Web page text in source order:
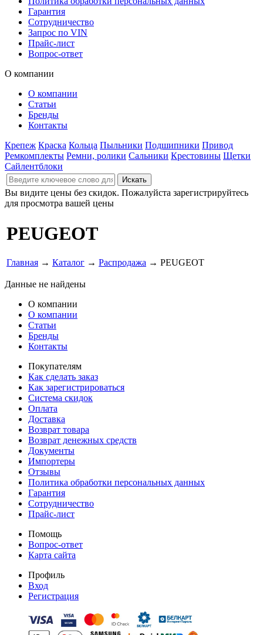
Гарантия
Сотрудничество
Запрос по VIN
Прайс-лист
Вопрос-ответ
О компании
О компании
Статьи
Бренды
Контакты
Крепеж Краска Кольца Пыльники Подшипники Привод
Ремкомплекты Ремни, ролики Сальники Крестовины Щетки
Сайлентблоки
Вы видите цены без скидок. Пожалуйста зарегистрируйтесь
для просмотра вашей цены
PEUGEOT
Главная → Каталог → Распродажа → PEUGEOT
Данные не найдены
О компании
О компании
Статьи
Бренды
Контакты
Покупателям
Как сделать заказ
Как зарегистрироваться
Система скидок
Оплата
Доставка
Возврат товара
Возврат денежных средств
Документы
Импортеры
Отзывы
Политика обработки персональных данных
Гарантия
Сотрудничество
Прайс-лист
Помощь
Вопрос-ответ
Карта сайта
Профиль
Вход
Регистрация